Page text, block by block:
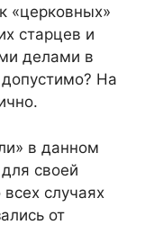
«церковных»
старцев и
делами в
допустимо? На
в данном
своей
случаях
от